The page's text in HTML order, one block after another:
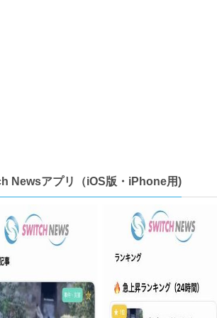
Newsアプリ（iOS版・iPhone用)